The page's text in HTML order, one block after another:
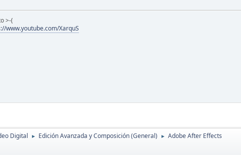
>-(
www.youtube.com/XarquS
Digital ► Edición Avanzada y Composición (General) ► Adobe After Effects